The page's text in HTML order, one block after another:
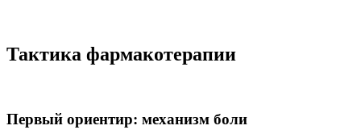
Тактика фармакотерапии
Первый ориентир: механизм боли